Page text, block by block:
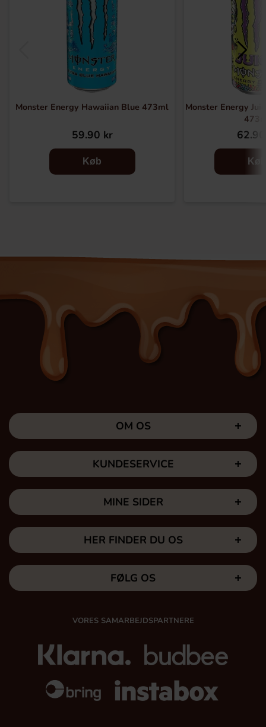
Monster Energy Hawaiian Blue 473ml
59.90 kr
Køb
Monster Energy
Køb
OM OS
KUNDESERVICE
MINE SIDER
HER FINDER DU OS
FØLG OS
VORES SAMARBEJDSPARTNERE